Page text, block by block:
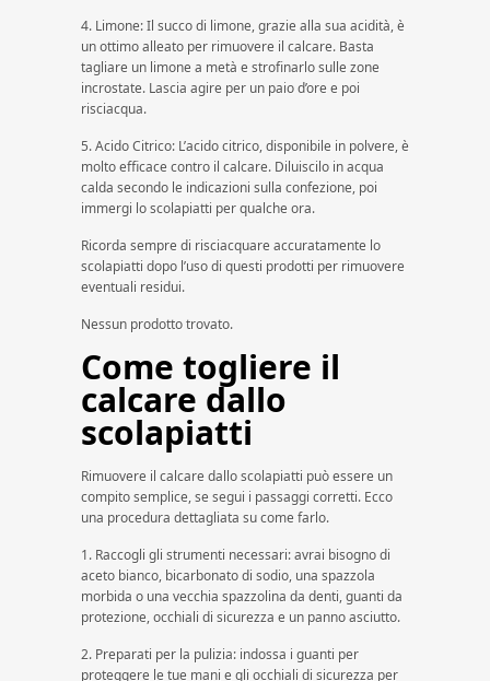
4. Limone: Il succo di limone, grazie alla sua acidità, è
un ottimo alleato per rimuovere il calcare. Basta
tagliare un limone a metà e strofinarlo sulle zone
incrostate. Lascia agire per un paio d’ore e poi
risciacqua.
5. Acido Citrico: L’acido citrico, disponibile in polvere, è
molto efficace contro il calcare. Diluiscilo in acqua
calda secondo le indicazioni sulla confezione, poi
immergi lo scolapiatti per qualche ora.
Ricorda sempre di risciacquare accuratamente lo
scolapiatti dopo l’uso di questi prodotti per rimuovere
eventuali residui.
Nessun prodotto trovato.
Come togliere il
calcare dallo
scolapiatti
Rimuovere il calcare dallo scolapiatti può essere un
compito semplice, se segui i passaggi corretti. Ecco
una procedura dettagliata su come farlo.
1. Raccogli gli strumenti necessari: avrai bisogno di
aceto bianco, bicarbonato di sodio, una spazzola
morbida o una vecchia spazzolina da denti, guanti da
protezione, occhiali di sicurezza e un panno asciutto.
2. Preparati per la pulizia: indossa i guanti per
proteggere le tue mani e gli occhiali di sicurezza per